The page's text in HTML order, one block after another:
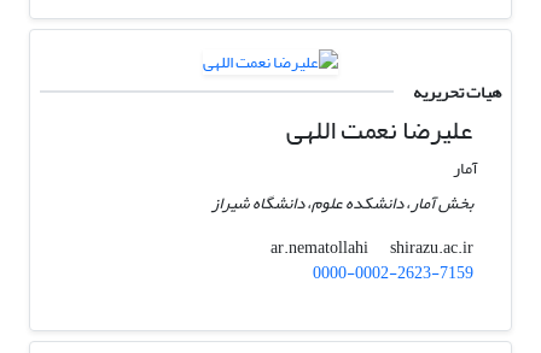
هیات تحریریه
علیرضا نعمت اللهی
آمار
بخش آمار، دانشکده علوم، دانشگاه شیراز
ar.nematollahi
shirazu.ac.ir
0000-0002-2623-7159